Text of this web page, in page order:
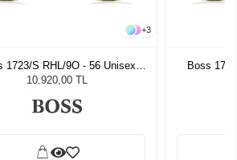
+3
1723/S RHL/9O - 56 Unisex
Güneş Gözlüğü
10.920,00 TL
Boss